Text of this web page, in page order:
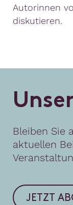
Autorinnen
diskutieren.
Unse
Bleiben Sie
aktuellen
JETZT